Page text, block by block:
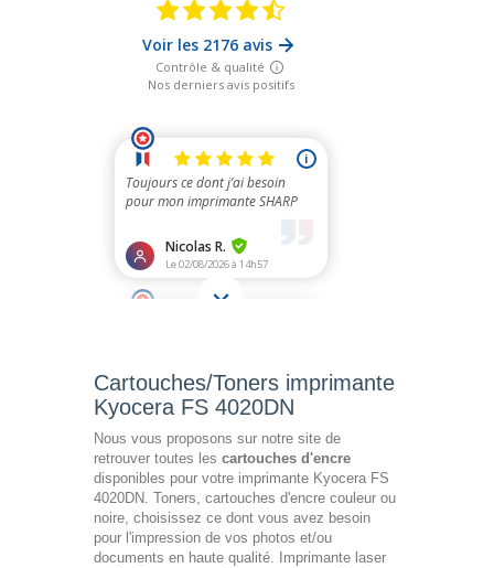
Cartouches/Toners imprimante
Kyocera FS 4020DN
Nous vous proposons sur notre site de
retrouver toutes les cartouches d'encre
disponibles pour votre imprimante Kyocera FS
4020DN. Toners, cartouches d'encre couleur ou
noire, choisissez ce dont vous avez besoin
pour l'impression de vos photos et/ou
documents en haute qualité. Imprimante laser